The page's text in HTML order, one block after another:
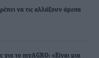
να τις αλλάξουν άμεσα
το myAGRO: «Είναι μια